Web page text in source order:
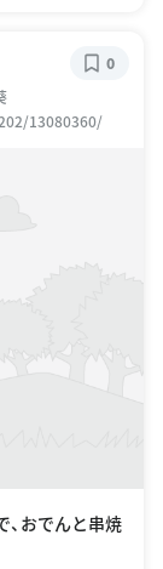
13080360/
0
おでんと串焼